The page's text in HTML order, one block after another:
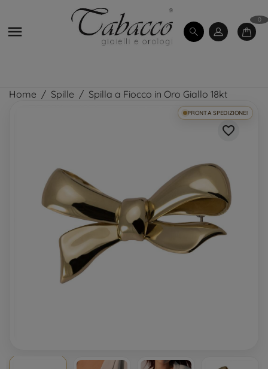

0
Home Spille Spilla a Fiocco in Oro Giallo 18kt
PRONTA SPEDIZIONE!
favorite_border